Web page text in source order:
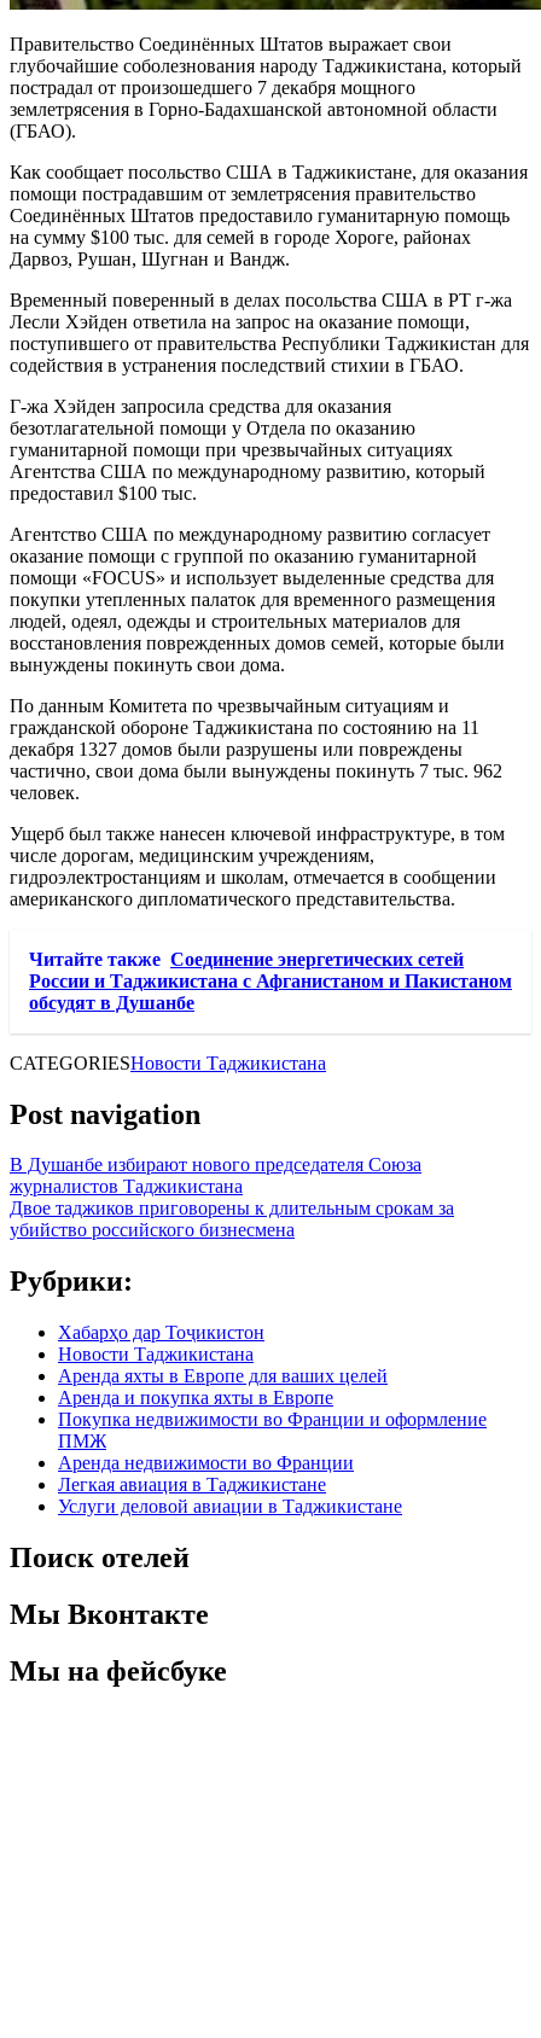
Правительство Соединённых Штатов выражает свои
глубочайшие соболезнования народу Таджикистана, который
пострадал от произошедшего 7 декабря мощного
землетрясения в Горно-Бадахшанской автономной области
(ГБАО).
Как сообщает посольство США в Таджикистане, для оказания
помощи пострадавшим от землетрясения правительство
Соединённых Штатов предоставило гуманитарную помощь
на сумму $100 тыс. для семей в городе Хороге, районах
Дарвоз, Рушан, Шугнан и Вандж.
Временный поверенный в делах посольства США в РТ г-жа
Лесли Хэйден ответила на запрос на оказание помощи,
поступившего от правительства Республики Таджикистан для
содействия в устранения последствий стихии в ГБАО.
Г-жа Хэйден запросила средства для оказания
безотлагательной помощи у Отдела по оказанию
гуманитарной помощи при чрезвычайных ситуациях
Агентства США по международному развитию, который
предоставил $100 тыс.
Агентство США по международному развитию согласует
оказание помощи с группой по оказанию гуманитарной
помощи «FOCUS» и использует выделенные средства для
покупки утепленных палаток для временного размещения
людей, одеял, одежды и строительных материалов для
восстановления поврежденных домов семей, которые были
вынуждены покинуть свои дома.
По данным Комитета по чрезвычайным ситуациям и
гражданской обороне Таджикистана по состоянию на 11
декабря 1327 домов были разрушены или повреждены
частично, свои дома были вынуждены покинуть 7 тыс. 962
человек.
Ущерб был также нанесен ключевой инфраструктуре, в том
числе дорогам, медицинским учреждениям,
гидроэлектростанциям и школам, отмечается в сообщении
американского дипломатического представительства.
Читайте также Соединение энергетических сетей
России и Таджикистана с Афганистаном и Пакистаном
обсудят в Душанбе
CATEGORIESНовости Таджикистана
Post navigation
В Душанбе избирают нового председателя Союза
журналистов Таджикистана
Двое таджиков приговорены к длительным срокам за
убийство российского бизнесмена
Рубрики:
Хабарҳо дар Тоҷикистон
Новости Таджикистана
Аренда яхты в Европе для ваших целей
Аренда и покупка яхты в Европе
Покупка недвижимости во Франции и оформление
ПМЖ
Аренда недвижимости во Франции
Легкая авиация в Таджикистане
Услуги деловой авиации в Таджикистане
Поиск отелей
Мы Вконтакте
Мы на фейсбуке